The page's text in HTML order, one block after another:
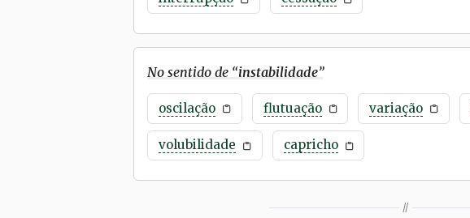
No sentido de “instabilidade”
oscilação flutuação variação
volubilidade capricho
//